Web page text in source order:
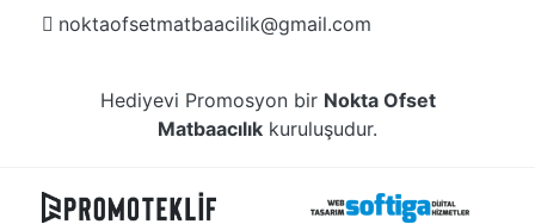
noktaofsetmatbaacilik@gmail.com
Hediyevi Promosyon bir Nokta Ofset
Matbaacılık kuruluşudur.